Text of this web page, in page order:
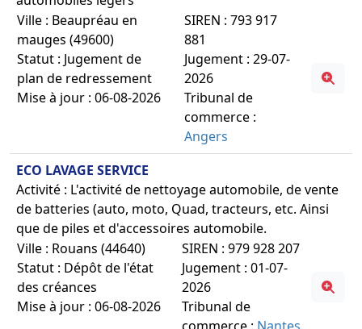
Ville : Beaupréau en
mauges (49600)
Statut : Jugement de
plan de redressement
Mise à jour : 06-08-2026
SIREN : 793 917
881
Jugement : 29-07-
2026
Tribunal de
commerce :
Angers
ECO LAVAGE SERVICE
Activité : L'activité de nettoyage automobile, de vente
de batteries (auto, moto, Quad, tracteurs, etc. Ainsi
que de piles et d'accessoires automobile.
Ville : Rouans (44640)
Statut : Dépôt de l'état
des créances
Mise à jour : 06-08-2026
SIREN : 979 928 207
Jugement : 01-07-
2026
Tribunal de